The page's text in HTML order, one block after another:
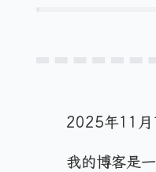
2025年11月
我的博客是